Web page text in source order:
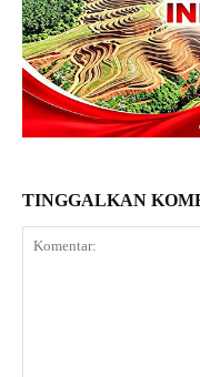
TINGGALKAN